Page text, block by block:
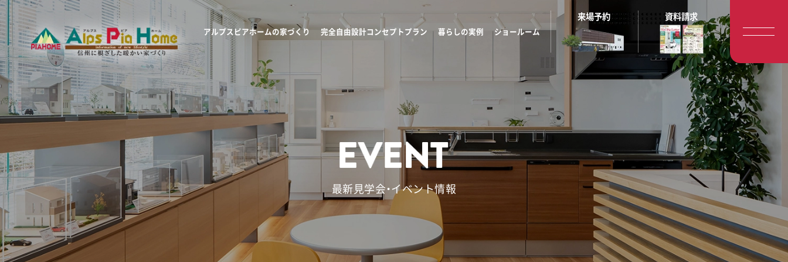
アルプスピアホームの家づくり 完全自由設計コンセプトプラン 暮らしの実例 ショールーム
来場予約 資料請求
最新見学会・イベント情報